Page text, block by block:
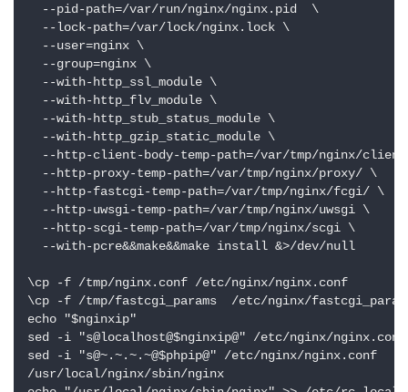
--pid-path=/var/run/nginx/nginx.pid  \
--lock-path=/var/lock/nginx.lock \
--user=nginx \
--group=nginx \
--with-http_ssl_module \
--with-http_flv_module \
--with-http_stub_status_module \
--with-http_gzip_static_module \
--http-client-body-temp-path=/var/tmp/nginx/
--http-proxy-temp-path=/var/tmp/nginx/proxy/ \
--http-fastcgi-temp-path=/var/tmp/nginx/fcgi/ \
--http-uwsgi-temp-path=/var/tmp/nginx/uwsgi \
--http-scgi-temp-path=/var/tmp/nginx/scgi \
--with-pcre&&make&&make install &>/dev/null
\cp -f /tmp/nginx.conf /etc/nginx/nginx.conf
\cp -f /tmp/fastcgi_params  /etc/nginx/
echo "$nginxip"
sed -i "s@localhost@$nginxip@" /etc/nginx/nginx.conf
sed -i "s@~.~.~.~@$phpip@" /etc/nginx/nginx.conf
/usr/local/nginx/sbin/nginx